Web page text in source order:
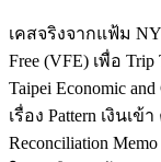
เคสจริงจากแฟ้ม
Free (VFE) เพื่อ Trip
Taipei Economic
เรื่อง Pattern เงินเ
Reconciliation